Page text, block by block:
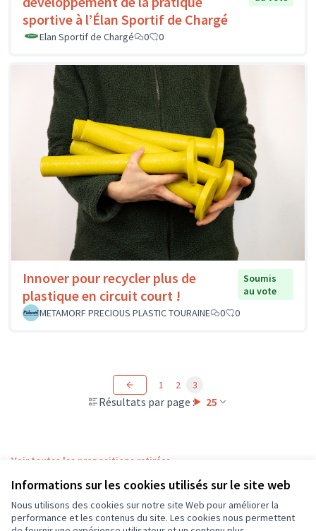
Informations sur les cookies utilisés sur le site web
Nous utilisons des cookies sur notre site Web pour améliorer la
performance et les contenus du site. Les cookies nous permettent
sportive à l’Élan Sportif de Chargé
Elan Sportif de Chargé 0 0
Innover pour recycler plus de
plastique en circuit court !
Soumis
au vote
METAMORF PRECIOUS PLASTIC TOURAINE
0 0
Résultats par page : 25
1 2 3
Voir toutes les propositions retirées
Conditions d'utilisation
Paramètres des cookies